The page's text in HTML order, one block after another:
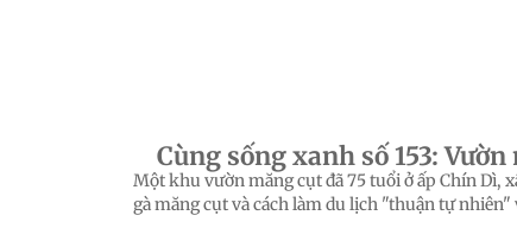
Cùng sống xanh số 153:
Một khu vườn măng cụt đã 75 tuổi ở ấp Chín Dì,
gà măng cụt và cách làm du lịch "thuận tự